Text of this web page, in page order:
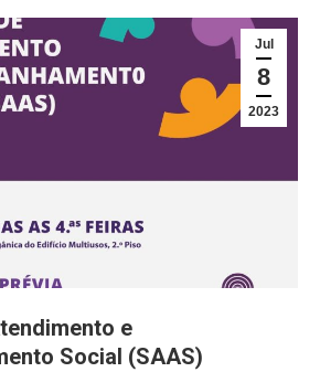
Jul
8
2023
e
Social (SAAS)